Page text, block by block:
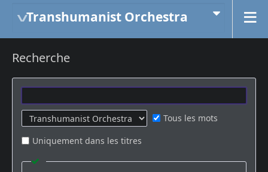
Transhumanist Orchestra
Recherche
Tous les mots
Uniquement dans les titres